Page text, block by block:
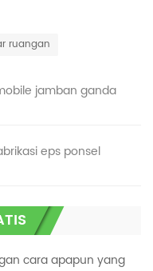
ruangan
jamban ganda
eps ponsel
cara apapun yang